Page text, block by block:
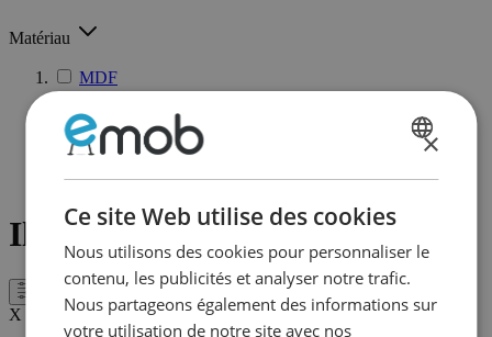
Matériau
MDF
(1)
Métal
(1)
Panneaux de particules
(1)
Ilôts de cuisine
X
×
Ce site Web utilise des cookies
Nous utilisons des cookies pour personnaliser le
contenu, les publicités et analyser notre trafic.
Nous partageons également des informations sur
votre utilisation de notre site avec nos